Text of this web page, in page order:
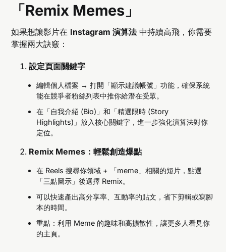
「Remix Memes」
如果想讓影片在 Instagram 演算法中持續高飛，你需要
掌握兩大訣竅：
設定頁面關鍵字
編輯個人檔案 → 打開「顯示建議帳號」功能，確保系統
能在競爭者粉絲列表中推你給潛在受眾。
在「自我介紹 (Bio)」和「精選限時 (Story
Highlights)」放入核心關鍵字，進一步強化演算法對你
定位。
Remix Memes：輕鬆創造爆點
在 Reels 搜尋你領域 + 「meme」相關的短片，點選
「三點圖示」後選擇 Remix。
可以快速產出高分享率、互動率的貼文，省下剪輯或寫腳
本的時間。
重點：利用 Meme 的趣味和高擴散性，讓更多人看見你
的主頁。